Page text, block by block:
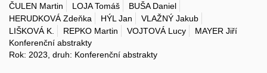
ČULEN Martin LOJA Tomáš
BUŠA Daniel
HERUDKOVÁ Zdeňka
HÝL Jan
VLAŽNÝ Jakub
LIŠKOVÁ K.
REPKO Martin VOJTOVÁ Lucy
MAYER Jiří
Konferenční abstrakty
Rok: 2023, druh: Konferenční abstrakty